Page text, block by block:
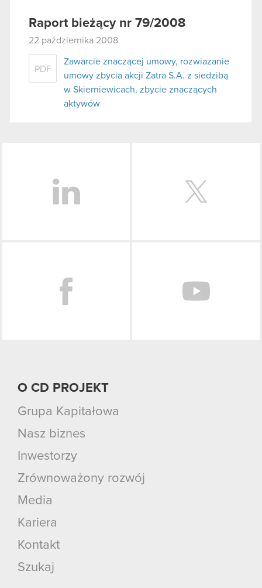
Raport bieżący nr 79/2008
22 października 2008
PDF
Zawarcie znaczącej umowy, rozwiazanie
umowy zbycia akcji Zatra S.A. z siedzibą
w Skierniewicach, zbycie znaczących
aktywów
O CD PROJEKT
Grupa Kapitałowa
Nasz biznes
Inwestorzy
Zrównoważony rozwój
Media
Kariera
Kontakt
Szukaj